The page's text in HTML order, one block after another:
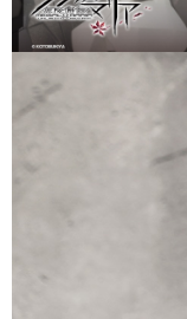
每筆NT$160，滿
東海門市自取，需自
免運費